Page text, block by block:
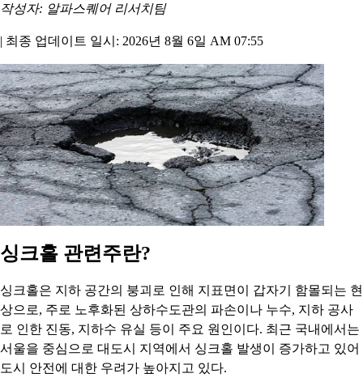
작성자: 알파스퀘어 리서치팀
| 최종 업데이트 일시: 2026년 8월 6일 AM 07:55
싱크홀 관련주란?
싱크홀은 지하 공간의 붕괴로 인해 지표면이 갑자기 함몰되는 현
상으로, 주로 노후화된 상하수도관의 파손이나 누수, 지하 공사
로 인한 진동, 지하수 유실 등이 주요 원인이다. 최근 국내에서는
서울을 중심으로 대도시 지역에서 싱크홀 발생이 증가하고 있어
도시 안전에 대한 우려가 높아지고 있다.